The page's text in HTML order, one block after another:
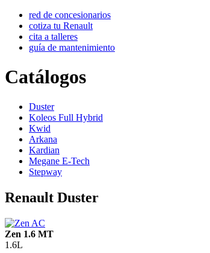
red de concesionarios
cotiza tu Renault
cita a talleres
guía de mantenimiento
Catálogos
Duster
Koleos Full Hybrid
Kwid
Arkana
Kardian
Megane E-Tech
Stepway
Renault Duster
Zen 1.6 MT
1.6L